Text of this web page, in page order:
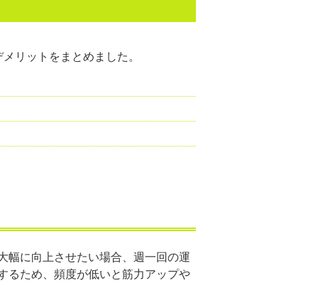
リットをまとめました。
幅に向上させたい場合、週一回の運
るため、頻度が低いと筋力アップや